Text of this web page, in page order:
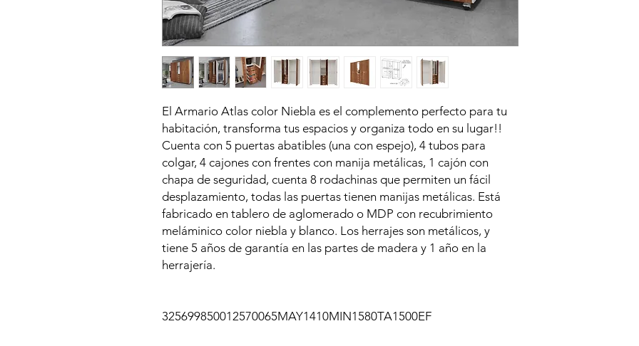
El Armario Atlas color Niebla es el complemento perfecto para tu
habitación, transforma tus espacios y organiza todo en su lugar!!
Cuenta con 5 puertas abatibles (una con espejo), 4 tubos para
colgar, 4 cajones con frentes con manija metálicas, 1 cajón con
chapa de seguridad, cuenta 8 rodachinas que permiten un fácil
desplazamiento, todas las puertas tienen manijas metálicas. Está
fabricado en tablero de aglomerado o MDP con recubrimiento
meláminico color niebla y blanco. Los herrajes son metálicos, y
tiene 5 años de garantía en las partes de madera y 1 año en la
herrajería.
325699850012570065MAY1410MIN1580TA1500EF